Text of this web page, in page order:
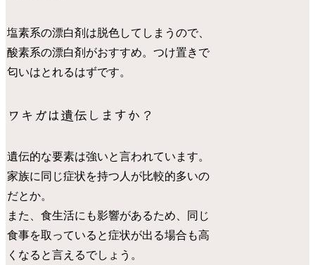
塩素系の漂白剤は脱色してしまうので、
酸素系の漂白剤がおすすめ。つけ置きで
匂いはとれるはずです。
ワキガは遺伝しますか？
遺伝的な要素は強いと言われています。
家族に同じ症状を持つ人が比較的多いの
だとか。
また、食生活にも影響があるため、同じ
食事を取っていると症状が出る場合も高
くなると言えるでしょう。